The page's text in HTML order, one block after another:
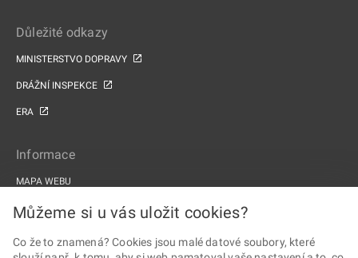
Důležité odkazy
MINISTERSTVO DOPRAVY
DRÁŽNÍ INSPEKCE
ERA
Informace
MAPA WEBU
PROHLÁŠENÍ O PŘÍSTUPNOSTI
Můžeme si u vás uložit cookies?
Co že to znamená? Cookies jsou malé datové soubory, které